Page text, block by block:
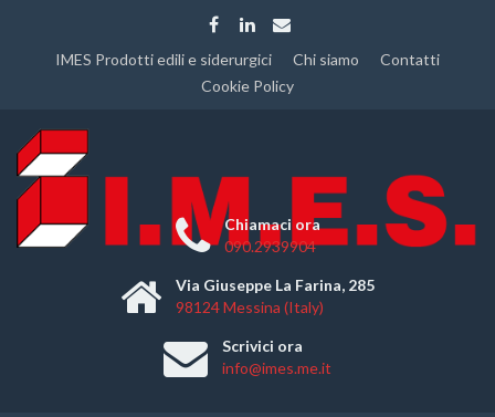
IMES Prodotti edili e siderurgici Chi siamo
Contatti
Cookie Policy
Chiamaci ora
090.2939904
Via Giuseppe La Farina, 285
98124 Messina (Italy)
Scrivici ora
info@imes.me.it